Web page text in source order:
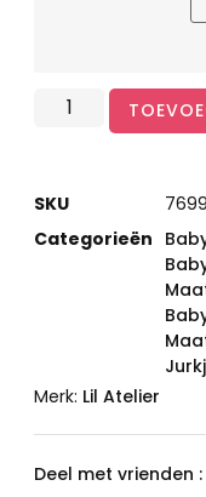
SKU
7699
Categorieën
Merk: Lil Atelier
Deel met vrienden :